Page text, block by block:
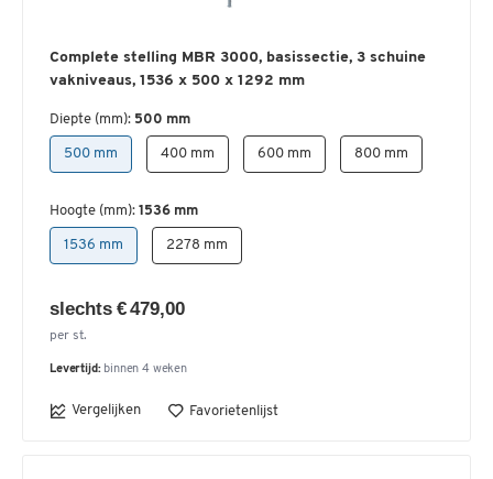
Complete stelling MBR 3000, basissectie, 3 schuine
vakniveaus, 1536 x 500 x 1292 mm
Diepte (mm): 500 mm
500 mm 400 mm 600 mm 800 mm
Hoogte (mm): 1536 mm
1536 mm 2278 mm
slechts € 479,00
per st.
Levertijd: binnen 4 weken
Vergelijken Favorietenlijst